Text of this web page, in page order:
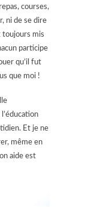
courses,
ni de se dire
toujours mis
participe
qu’il fut
que moi !
Et je ne
même en
aide est